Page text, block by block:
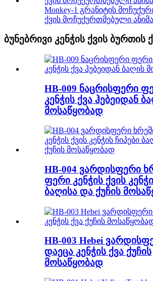
Monkey-1 გრანიტის
ქვის მოჩუქურთმებული
ბუნებრივი კენჭის ქვის ბურთის
HB-009 ნაცრისფერი
კენჭის ქვა ჰებეიდან
მოსაწყობად
HB-004 ვარდისფერი
ფერი კენჭის ქვის
ბაღისა და ქუჩის
HB-003 Hebei
დაეცა კენჭის ქვა ქუჩის
მოსაწყობად